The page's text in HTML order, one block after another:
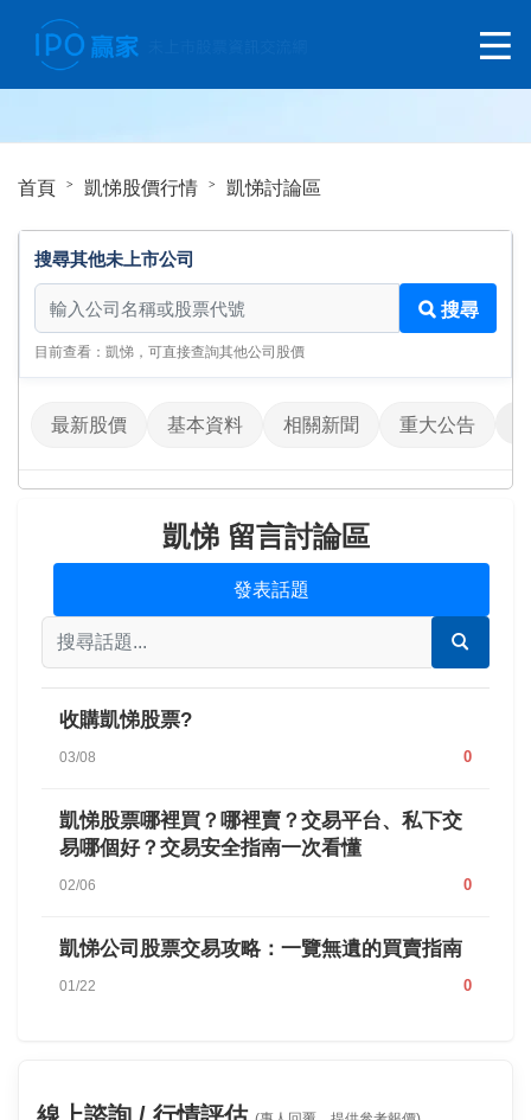
首頁 凱悌股價行情 凱悌討論區
搜尋其他未上市公司
搜尋其他未上市公司
搜尋
目前查看：凱悌，可直接查詢其他公司股價
最新股價 基本資料 相關新聞 重大公告
凱悌 留言討論區
發表話題
收購凱悌股票?
03/08 0
凱悌股票哪裡買？哪裡賣？交易平台、私下交
易哪個好？交易安全指南一次看懂
02/06 0
凱悌公司股票交易攻略：一覽無遺的買賣指南
01/22 0